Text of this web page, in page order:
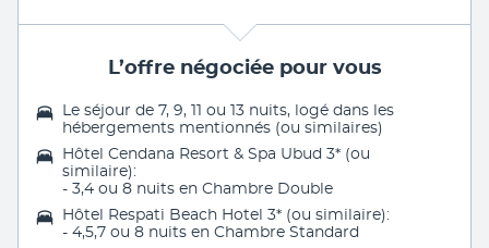
L’offre négociée pour vous
Le séjour de 7, 9, 11 ou 13 nuits, logé dans les
hébergements mentionnés (ou similaires)
Hôtel Cendana Resort & Spa Ubud 3* (ou
similaire):
- 3,4 ou 8 nuits en Chambre Double
Hôtel Respati Beach Hotel 3* (ou similaire):
- 4,5,7 ou 8 nuits en Chambre Standard